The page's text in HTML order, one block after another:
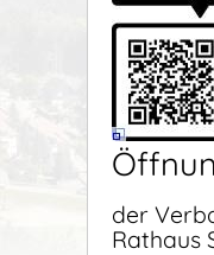
der
Rathaus